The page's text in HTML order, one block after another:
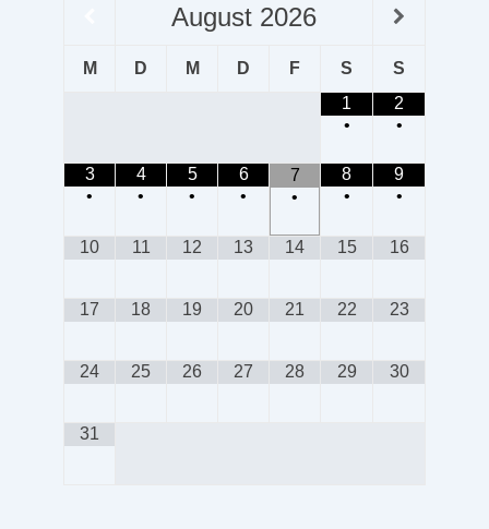
August 2026
M D M D F S
S
1
•
2
•
3
•
4
•
5
•
6
•
7
•
8
•
9
•
10 11 12 13 14 15 16
17 18 19 20 21 22 23
24 25 26 27 28 29 30
31